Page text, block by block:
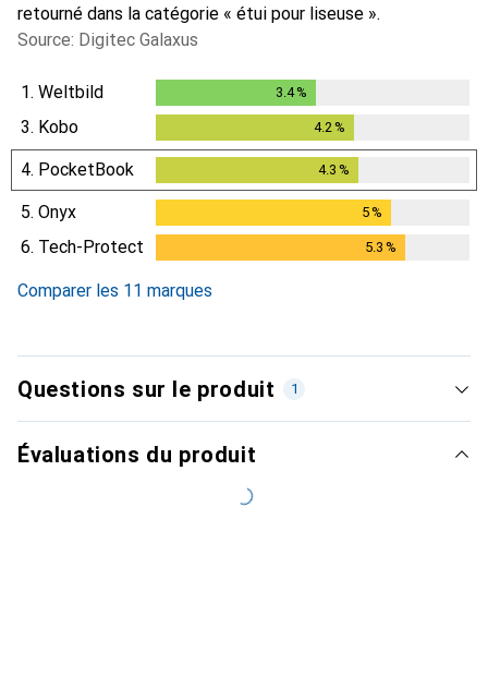
retourné dans la catégorie « étui pour liseuse ».
Source: Digitec Galaxus
1. Weltbild 3.4%
3. Kobo 4.2%
4. PocketBook 4.3 %
5. Onyx 5%
6. Tech-Protect 5.3 %
Comparer les 11 marques
Questions sur le produit 1
Évaluations du produit